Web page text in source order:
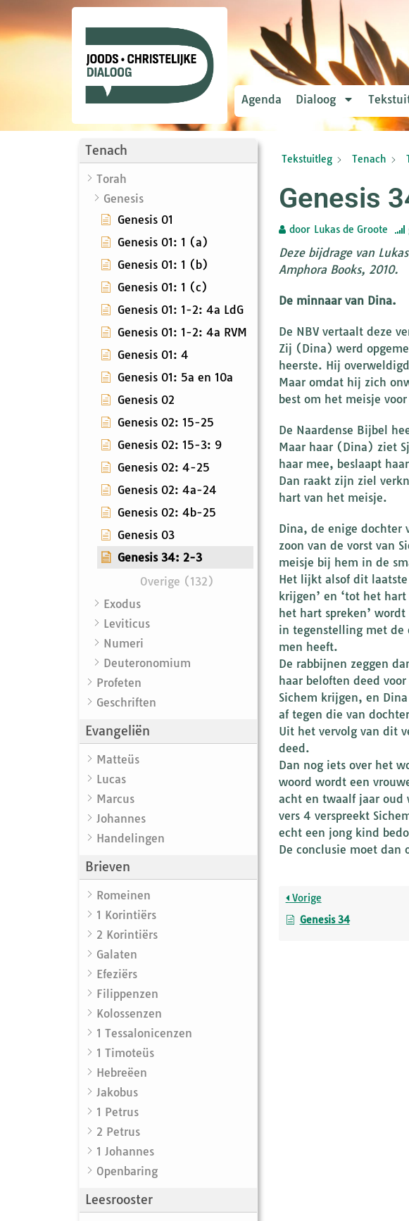
Agenda Dialoog
Tenach
Torah
Genesis
Genesis 01
Genesis 01: 1 (a)
Genesis 01: 1 (b)
Genesis 01: 1 (c)
Genesis 01: 1-2: 4a LdG
Genesis 01: 1-2: 4a RVM
Genesis 01: 4
Genesis 01: 5a en 10a
Genesis 02
Genesis 02: 15-25
Genesis 02: 15-3: 9
Genesis 02: 4-25
Genesis 02: 4a-24
Genesis 02: 4b-25
Genesis 03
Genesis 34: 2-3
Overige (132)
Exodus
Leviticus
Numeri
Deuteronomium
Profeten
Geschriften
Evangeliën
Matteüs
Lucas
Marcus
Johannes
Handelingen
Brieven
Romeinen
1 Korintiërs
2 Korintiërs
Galaten
Efeziërs
Filippenzen
Kolossenzen
1 Tessalonicenzen
1 Timoteüs
Hebreëen
Jakobus
1 Petrus
2 Petrus
1 Johannes
Openbaring
Leesrooster
Tekstuitleg Tenach
Genesis
door Lukas de Groote
Deze bijdrage van
Amphora Books, 2010.
De minnaar van Dina.
De NBV vertaalt deze
Zij (Dina) werd
heerste. Hij
Maar omdat hij zich
best om het meisje
De Naardense Bijbel
Maar haar (Dina) ziet
haar mee, beslaapt
Dan raakt zijn ziel
hart van het meisje.
Dina, de enige dochter
zoon van de vorst van
meisje bij hem in de
Het lijkt alsof dit laatste
krijgen’ en ‘tot het
het hart spreken’
in tegenstelling met de
men heeft.
De rabbijnen zeggen
haar beloften deed
Sichem krijgen, en
af tegen die van
Uit het vervolg van dit
deed.
Dan nog iets over het
woord wordt een
acht en twaalf jaar oud
vers 4 verspreekt
echt een jong kind
De conclusie moet
Vorige
Genesis 34